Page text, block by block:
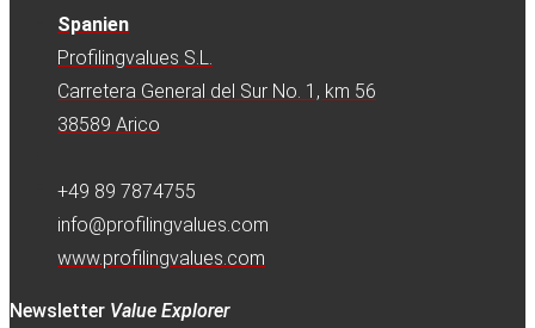
Spanien
Profilingvalues S.L.
Carretera General del Sur No. 1, km 56
38589 Arico
+49 89 7874755
info@profilingvalues.com
www.profilingvalues.com
Newsletter Value Explorer